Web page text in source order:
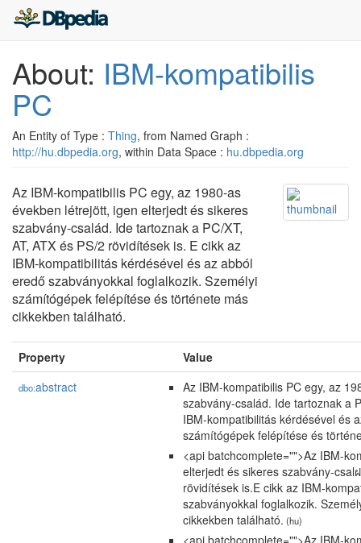
About: IBM-kompatibilis
PC
An Entity of Type : Thing, from Named Graph :
http://hu.dbpedia.org, within Data Space : hu.dbpedia.org
Az IBM-kompatibilis PC egy, az 1980-as
években létrejött, igen elterjedt és sikeres
szabvány-család. Ide tartoznak a PC/XT,
AT, ATX és PS/2 rövidítések is. E cikk az
IBM-kompatibilitás kérdésével és az abból
eredő szabványokkal foglalkozik. Személyi
számítógépek felépítése és története más
cikkekben található.
Property Value
dbo:abstract
Az IBM-kompatibilis PC egy, az
szabvány-család. Ide tartoznak a
IBM-kompatibilitás kérdésével és
számítógépek felépítése és
<api batchcomplete="">Az IBM-
elterjedt és sikeres szabvány-csal
rövidítések is.E cikk az IBM-
szabványokkal foglalkozik.
cikkekben található. (hu)
<api batchcomplete="">Az IBM-